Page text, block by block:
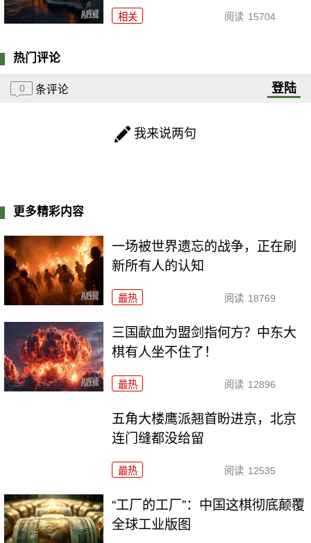
相关 阅读 15704
热门评论
0 条评论 登陆
我来说两句
更多精彩内容
一场被世界遗忘的战争，正在刷
新所有人的认知
最热 阅读 18769
三国歃血为盟剑指何方？中东大
棋有人坐不住了！
最热 阅读 12896
五角大楼鹰派翘首盼进京，北京
连门缝都没给留
最热 阅读 12535
“工厂的工厂”：中国这棋彻底颠覆
全球工业版图